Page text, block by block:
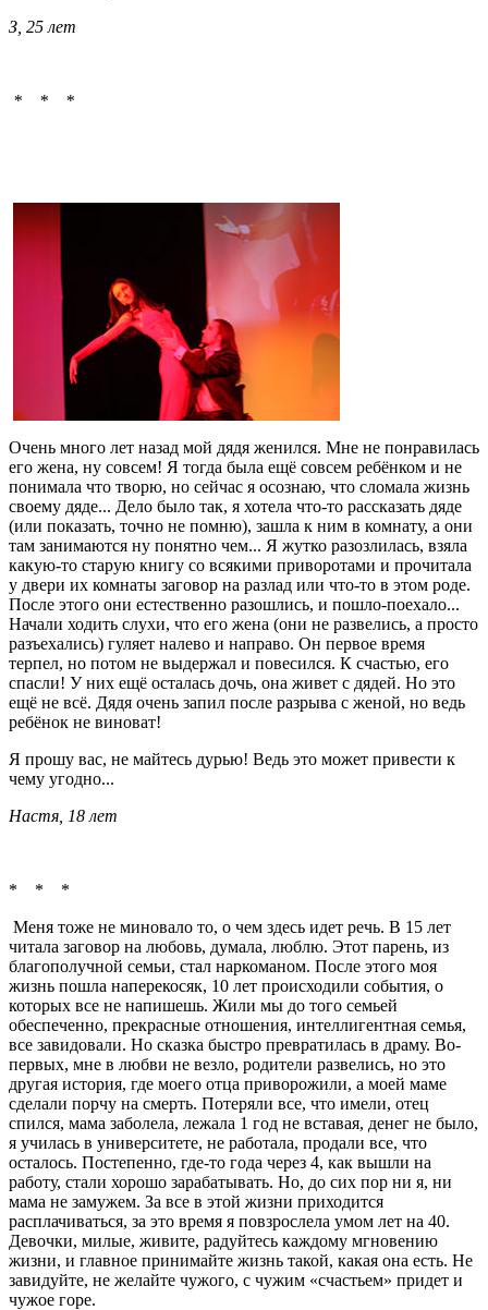
З, 25 лет
* * *
Очень много лет назад мой дядя женился. Мне не понравилась
его жена, ну совсем! Я тогда была ещё совсем ребёнком и не
понимала что творю, но сейчас я осознаю, что сломала жизнь
своему дяде... Дело было так, я хотела что-то рассказать дяде
(или показать, точно не помню), зашла к ним в комнату, а они
там занимаются ну понятно чем... Я жутко разозлилась, взяла
какую-то старую книгу со всякими приворотами и прочитала
у двери их комнаты заговор на разлад или что-то в этом роде.
После этого они естественно разошлись, и пошло-поехало...
Начали ходить слухи, что его жена (они не развелись, а просто
разъехались) гуляет налево и направо. Он первое время
терпел, но потом не выдержал и повесился. К счастью, его
спасли! У них ещё осталась дочь, она живет с дядей. Но это
ещё не всё. Дядя очень запил после разрыва с женой, но ведь
ребёнок не виноват!
Я прошу вас, не майтесь дурью! Ведь это может привести к
чему угодно...
Настя, 18 лет
* * *
Меня тоже не миновало то, о чем здесь идет речь. В 15 лет
читала заговор на любовь, думала, люблю. Этот парень, из
благополучной семьи, стал наркоманом. После этого моя
жизнь пошла наперекосяк, 10 лет происходили события, о
которых все не напишешь. Жили мы до того семьей
обеспеченно, прекрасные отношения, интеллигентная семья,
все завидовали. Но сказка быстро превратилась в драму. Во-
первых, мне в любви не везло, родители развелись, но это
другая история, где моего отца приворожили, а моей маме
сделали порчу на смерть. Потеряли все, что имели, отец
спился, мама заболела, лежала 1 год не вставая, денег не было,
я училась в университете, не работала, продали все, что
осталось. Постепенно, где-то года через 4, как вышли на
работу, стали хорошо зарабатывать. Но, до сих пор ни я, ни
мама не замужем. За все в этой жизни приходится
расплачиваться, за это время я повзрослела умом лет на 40.
Девочки, милые, живите, радуйтесь каждому мгновению
жизни, и главное принимайте жизнь такой, какая она есть. Не
завидуйте, не желайте чужого, с чужим «счастьем» придет и
чужое горе.